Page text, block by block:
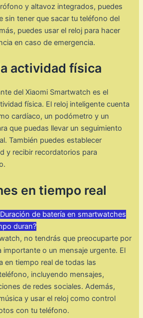
y altavoz integrados, puedes
sin tener que sacar tu teléfono del
puedes usar el reloj para hacer
en caso de emergencia.
actividad física
del Xiaomi Smartwatch es el
física. El reloj inteligente cuenta
cardíaco, un podómetro y un
que puedas llevar un seguimiento
También puedes establecer
y recibir recordatorios para
en tiempo real
Duración de batería en smartwatches
duran?
no tendrás que preocuparte por
importante o un mensaje urgente. El
en tiempo real de todas las
incluyendo mensajes,
de redes sociales. Además,
y usar el reloj como control
con tu teléfono.